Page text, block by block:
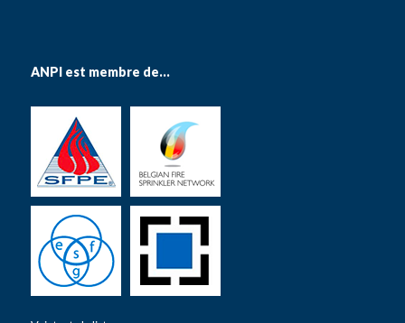
ANPI est membre de...